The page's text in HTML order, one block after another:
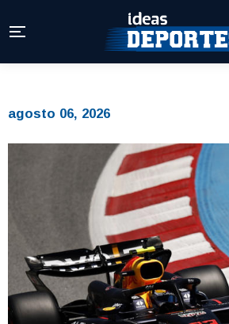
agosto 06, 2026